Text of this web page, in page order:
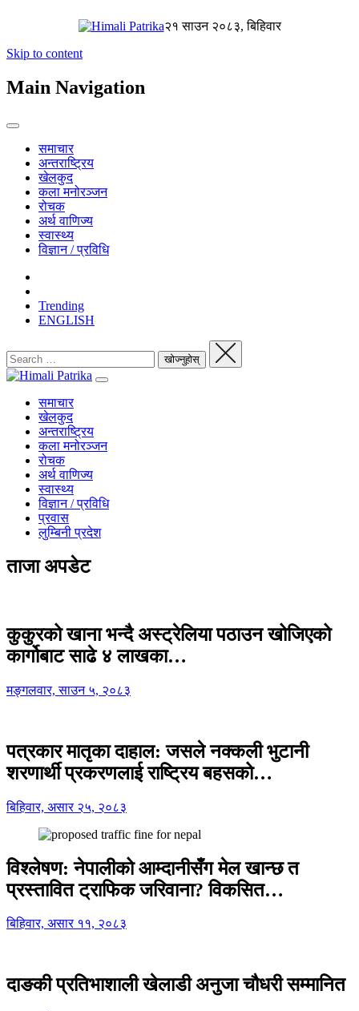
२१ साउन २०८३, बिहिवार
Skip to content
Main Navigation
समाचार
अन्तराष्ट्रिय
खेलकुद
कला मनोरञ्जन
रोचक
अर्थ वाणिज्य
स्वास्थ्य
विज्ञान / प्रविधि
Trending
ENGLISH
समाचार
खेलकुद
अन्तराष्ट्रिय
कला मनोरञ्जन
रोचक
अर्थ वाणिज्य
स्वास्थ्य
विज्ञान / प्रविधि
प्रवास
लुम्बिनी प्रदेश
ताजा अपडेट
कुकुरको खाना भन्दै अस्ट्रेलिया पठाउन खोजिएको
कार्गोबाट साढे ४ लाखका…
मङ्गलवार, साउन ५, २०८३
पत्रकार मातृका दाहाल: जसले नक्कली भुटानी
शरणार्थी प्रकरणलाई राष्ट्रिय बहसको…
बिहिवार, असार २५, २०८३
विश्लेषण: नेपालीको आम्दानीसँग मेल खान्छ त
प्रस्तावित ट्राफिक जरिवाना? विकसित…
बिहिवार, असार ११, २०८३
दाङकी प्रतिभाशाली खेलाडी अनुजा चौधरी सम्मानित